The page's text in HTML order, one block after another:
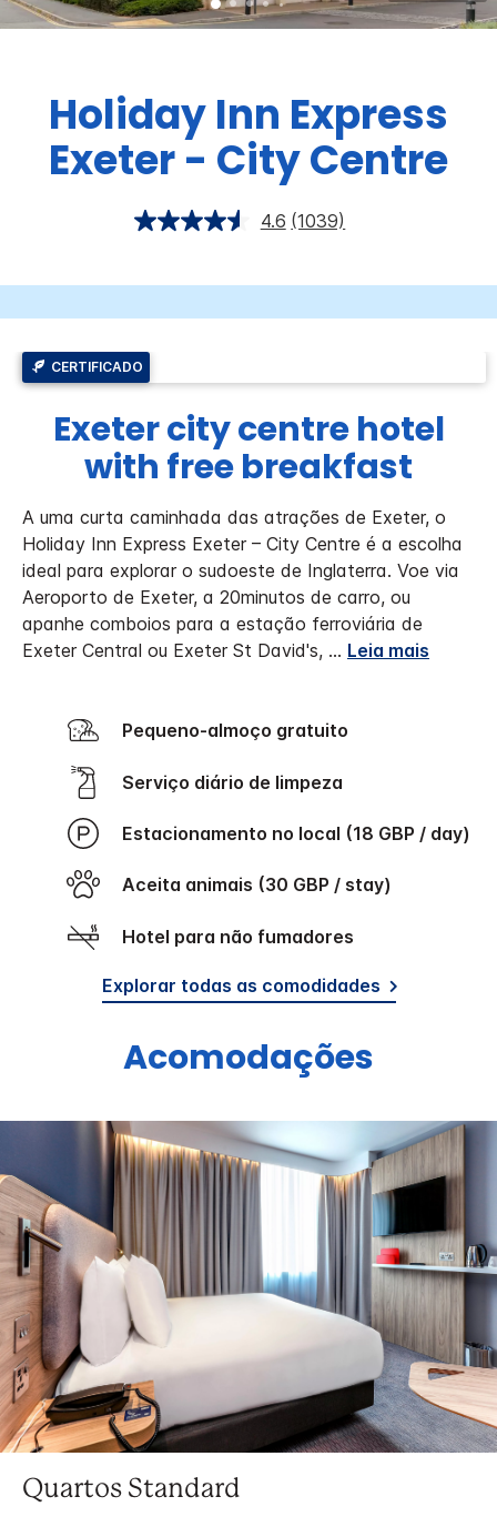
Holiday Inn Express
Exeter - City Centre
4.6 (1039)
CERTIFICADO
Exeter city centre hotel
with free breakfast
A uma curta caminhada das atrações de Exeter, o
Holiday Inn Express Exeter – City Centre é a escolha
ideal para explorar o sudoeste de Inglaterra. Voe via
Aeroporto de Exeter, a 20minutos de carro, ou
apanhe comboios para a estação ferroviária de
Exeter Central ou Exeter St David's, ... Leia mais
Pequeno-almoço gratuito
Serviço diário de limpeza
Estacionamento no local (18 GBP / day)
Aceita animais (30 GBP / stay)
Hotel para não fumadores
Explorar todas as comodidades
Acomodações
Quartos Standard